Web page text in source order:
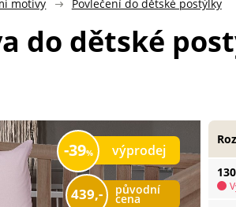
motivy Povlečení do dětské postýlky
do dětské
výprodej
39
původní
cena
439,-